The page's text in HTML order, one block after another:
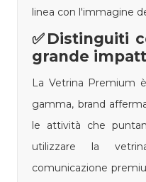
linea con l'immagine
✅Distinguiti
grande
La Vetrina Premium
gamma, brand
le attività che
utilizzare la
comunicazione